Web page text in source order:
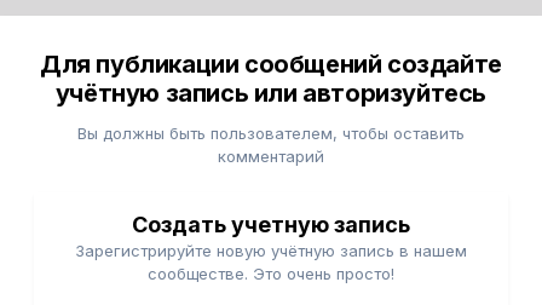
Для публикации сообщений создайте
учётную запись или авторизуйтесь
Вы должны быть пользователем, чтобы оставить
комментарий
Создать учетную запись
Зарегистрируйте новую учётную запись в нашем
сообществе. Это очень просто!